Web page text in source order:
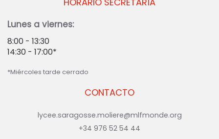
CONTACTO
lycee.saragosse.moliere@mlfmonde.org
+34 976 52 54 44
Lunes a viernes:
8:00 - 13:30
14:30 - 17:00*
*Miércoles tarde cerrado